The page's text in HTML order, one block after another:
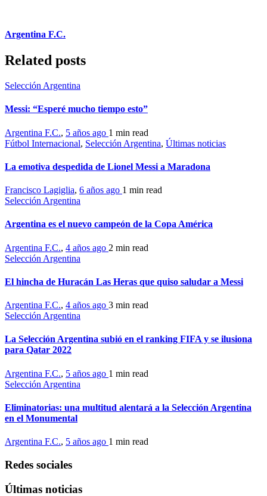
Argentina F.C.
Related posts
Selección Argentina
Messi: “Esperé mucho tiempo esto”
Argentina F.C., 5 años ago 1 min read
Fútbol Internacional, Selección Argentina, Últimas noticias
La emotiva despedida de Lionel Messi a Maradona
Francisco Lagiglia, 6 años ago 1 min read
Selección Argentina
Argentina es el nuevo campeón de la Copa América
Argentina F.C., 4 años ago 2 min read
Selección Argentina
El hincha de Huracán Las Heras que quiso saludar a Messi
Argentina F.C., 4 años ago 3 min read
Selección Argentina
La Selección Argentina subió en el ranking FIFA y se ilusiona
para Qatar 2022
Argentina F.C., 5 años ago 1 min read
Selección Argentina
Eliminatorias: una multitud alentará a la Selección Argentina
en el Monumental
Argentina F.C., 5 años ago 1 min read
Redes sociales
Últimas noticias